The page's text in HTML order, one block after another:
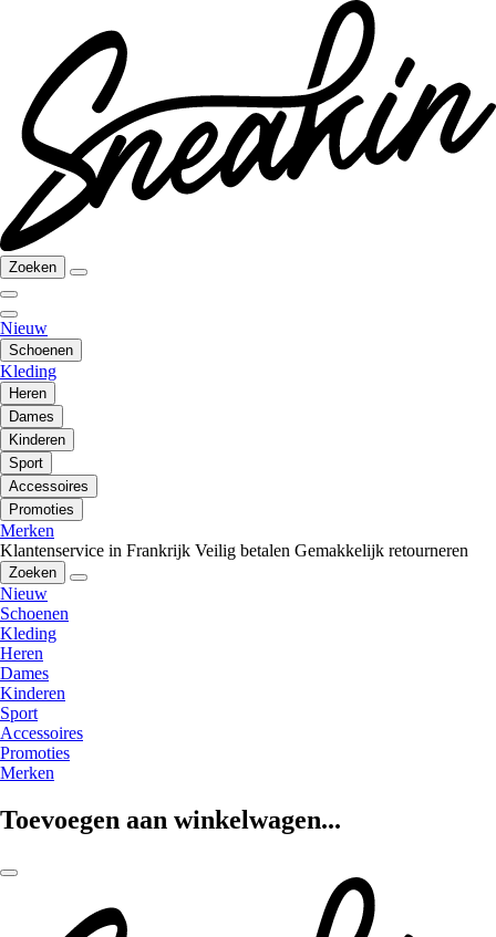
Zoeken
Nieuw
Schoenen
Kleding
Heren
Dames
Kinderen
Sport
Accessoires
Promoties
Merken
Klantenservice in Frankrijk Veilig betalen Gemakkelijk retourneren
Zoeken
Nieuw
Schoenen
Kleding
Heren
Dames
Kinderen
Sport
Accessoires
Promoties
Merken
Toevoegen aan winkelwagen...